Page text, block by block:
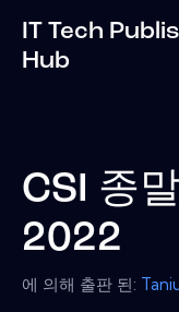
IT Tech
Hub
CSI 종
2022
에 의해 출판 된: